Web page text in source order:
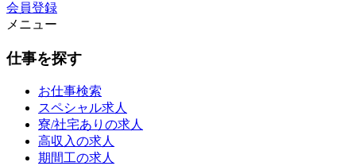
会員登録
メニュー
仕事を探す
お仕事検索
スペシャル求人
寮/社宅ありの求人
高収入の求人
期間工の求人